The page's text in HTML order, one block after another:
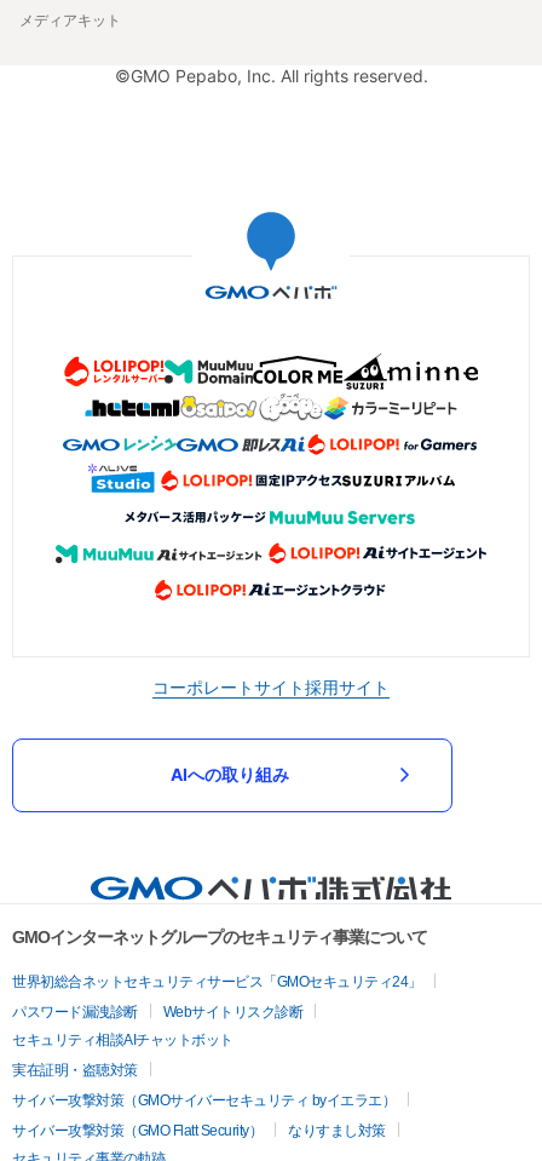
メディアキット
©GMO Pepabo, Inc. All rights reserved.
コーポレートサイト採用サイト
AIへの取り組み
GMOインターネットグループのセキュリティ事業について
世界初総合ネットセキュリティサービス「GMOセキュリティ24」
パスワード漏洩診断
Webサイトリスク診断
セキュリティ相談AIチャットボット
実在証明・盗聴対策
サイバー攻撃対策（GMOサイバーセキュリティ byイエラエ）
サイバー攻撃対策（GMO Flatt Security）
なりすまし対策